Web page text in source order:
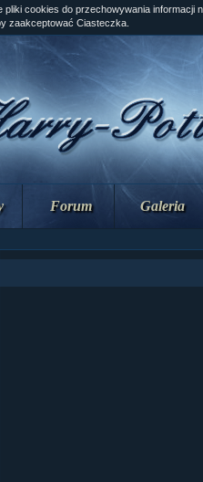
Forum Galeria
cookies do przechowywania informacji
zaakceptować Ciasteczka.